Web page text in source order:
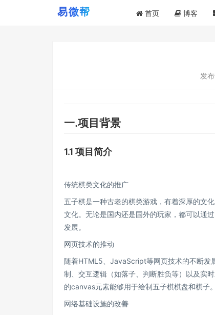
首页 博客
发布
一.项目背景
1.1 项目简介
传统棋类文化的推广
五子棋是一种古老的棋类游戏，有着深厚的文
文化。无论是国内还是国外的玩家，都可以通
发展。
网页技术的推动
随着HTML5、JavaScript等网页技术的不断发
制、交互逻辑（如落子、判断胜负等）以及实
的canvas元素能够用于绘制五子棋棋盘和棋子。
网络基础设施的改善